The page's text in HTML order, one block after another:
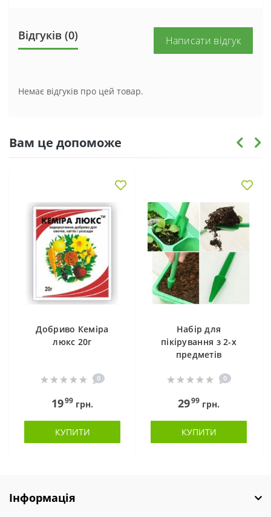
Відгуків (0) Написати відгук
Немає відгуків про цей товар.
Вам це допоможе
Добриво Кеміра
люкс 20г
0
1999 грн.
КУПИТИ
Набір для
пікірування з 2-х
предметів
0
2999 грн.
КУПИТИ
Інформація